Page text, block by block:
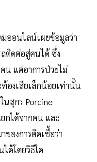
ออนไลน์เผยข้อมูลว่า
ติดต่อสู่คนได้ ซึ่ง
น แต่อาการป่วยไม่
องเสียเล็กน้อยเท่านั้น
นสุกร Porcine
กได้จากคน และ
องการติดเชื้อว่า
ด้โดยวิธีใด